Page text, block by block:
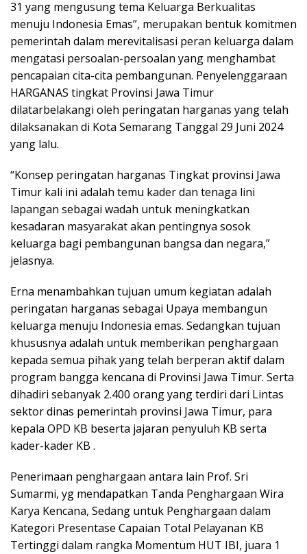
31 yang mengusung tema Keluarga Berkualitas
menuju Indonesia Emas”, merupakan bentuk komitmen
pemerintah dalam merevitalisasi peran keluarga dalam
mengatasi persoalan-persoalan yang menghambat
pencapaian cita-cita pembangunan. Penyelenggaraan
HARGANAS tingkat Provinsi Jawa Timur
dilatarbelakangi oleh peringatan harganas yang telah
dilaksanakan di Kota Semarang Tanggal 29 Juni 2024
yang lalu.
“Konsep peringatan harganas Tingkat provinsi Jawa
Timur kali ini adalah temu kader dan tenaga lini
lapangan sebagai wadah untuk meningkatkan
kesadaran masyarakat akan pentingnya sosok
keluarga bagi pembangunan bangsa dan negara,”
jelasnya.
Erna menambahkan tujuan umum kegiatan adalah
peringatan harganas sebagai Upaya membangun
keluarga menuju Indonesia emas. Sedangkan tujuan
khususnya adalah untuk memberikan penghargaan
kepada semua pihak yang telah berperan aktif dalam
program bangga kencana di Provinsi Jawa Timur. Serta
dihadiri sebanyak 2.400 orang yang terdiri dari Lintas
sektor dinas pemerintah provinsi Jawa Timur, para
kepala OPD KB beserta jajaran penyuluh KB serta
kader-kader KB .
Penerimaan penghargaan antara lain Prof. Sri
Sumarmi, yg mendapatkan Tanda Penghargaan Wira
Karya Kencana, Sedang untuk Penghargaan dalam
Kategori Presentase Capaian Total Pelayanan KB
Tertinggi dalam rangka Momentum HUT IBI, juara 1